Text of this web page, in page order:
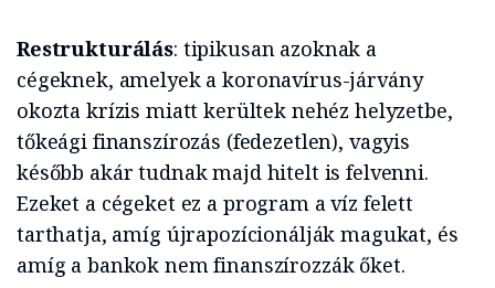
Restrukturálás: tipikusan azoknak a
cégeknek, amelyek a koronavírus-járvány
okozta krízis miatt kerültek nehéz helyzetbe,
tőkeági finanszírozás (fedezetlen), vagyis
később akár tudnak majd hitelt is felvenni.
Ezeket a cégeket ez a program a víz felett
tarthatja, amíg újrapozícionálják magukat, és
amíg a bankok nem finanszírozzák őket.